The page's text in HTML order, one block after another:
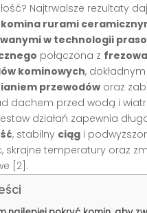
Najtrwalsze rezultaty
rurami
w technologii
połączona z
kominowych, dokładnym
przewodów oraz
dachem przed wodą i
działań zapewnia
, stabilny ciąg i
skrajne temperatury oraz
[2].